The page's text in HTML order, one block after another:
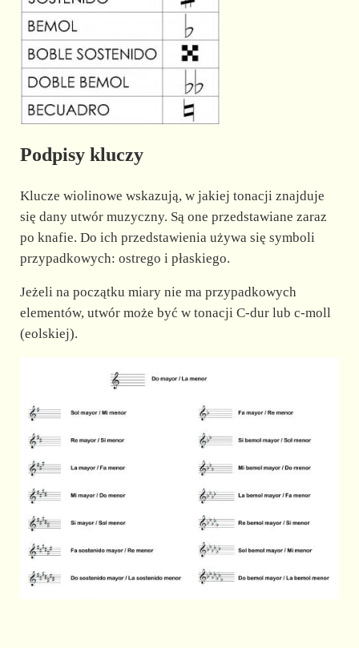
Podpisy kluczy
Klucze wiolinowe wskazują, w jakiej tonacji znajduje
się dany utwór muzyczny. Są one przedstawiane zaraz
po knafie. Do ich przedstawienia używa się symboli
przypadkowych: ostrego i płaskiego.
Jeżeli na początku miary nie ma przypadkowych
elementów, utwór może być w tonacji C-dur lub c-moll
(eolskiej).